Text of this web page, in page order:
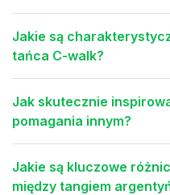
Jakie są
tańca C-walk?
Jak skutecznie
pomagania innym?
Jakie są kluczowe
między tangiem